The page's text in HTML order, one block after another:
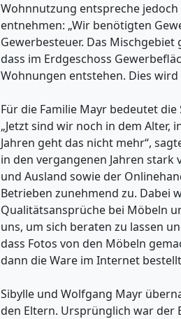
Wohnnutzung entspreche
entnehmen: „Wir benötigten
Gewerbesteuer. Das
dass im Erdgeschoss
Wohnungen entstehen. Dies
Für die Familie Mayr bedeutet
„Jetzt sind wir noch in dem Alter,
Jahren geht das nicht mehr“,
in den vergangenen Jahren
und Ausland sowie der
Betrieben zunehmend zu. Dabei
Qualitätsansprüche bei Möbeln
uns, um sich beraten zu lassen
dass Fotos von den Möbeln
dann die Ware im Internet
Sibylle und Wolfgang Mayr
den Eltern. Ursprünglich war der